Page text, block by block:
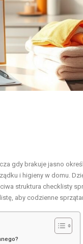
gdy brakuje jasno
i higieny w domu.
struktura checklisty
aby codzienne